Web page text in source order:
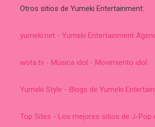
Otros sitios de Yumeki Entertainment:
yumeki.net - Yumeki Entertainment
wota.tv - Música idol - Movimiento idol
Yumeki Style - Blogs de Yumeki
Top Sites - Los mejores sitios de J-Pop